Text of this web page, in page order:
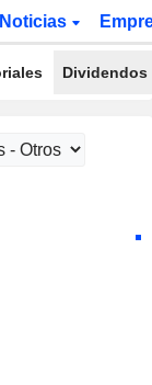
Noticias